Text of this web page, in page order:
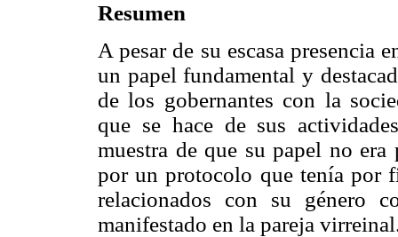
Resumen
A pesar de su escasa presencia
un papel fundamental y
de los gobernantes con la
que se hace de sus
muestra de que su papel no era
por un protocolo que tenía por
relacionados con su género
manifestado en la pareja